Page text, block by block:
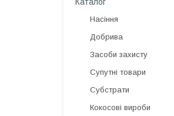
Насіння
Добрива
Засоби захисту
Супутні товари
Субстрати
Кокосові вироби